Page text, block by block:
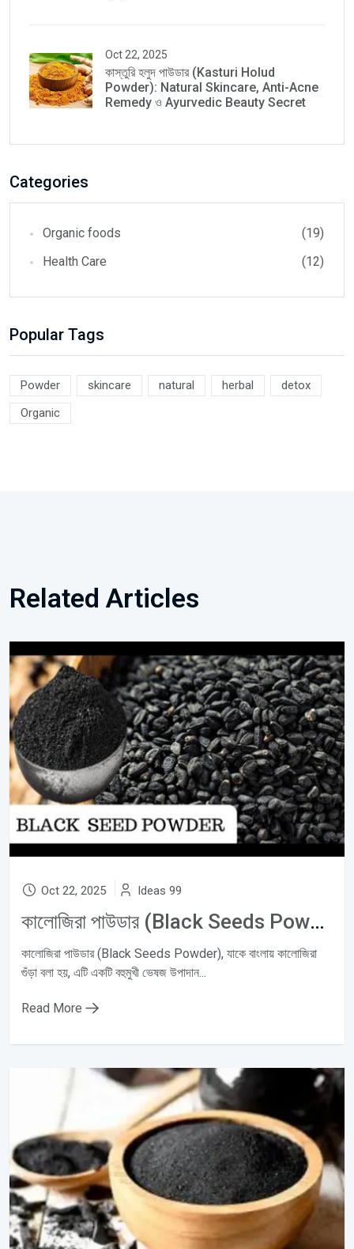
Oct 22, 2025
কাস্তুরি হলুদ পাউডার (Kasturi Holud
Powder): Natural Skincare, Anti-Acne
Remedy ও Ayurvedic Beauty Secret
Categories
Organic foods
(19)
Health Care
(12)
Popular Tags
Powder skincare natural herbal
detox
Organic
Related Articles
Oct 22, 2025 Ideas 99
কালোজিরা পাউডার (Black Seeds Powder): Natural Immunity, Hair Growth ও Digestive Wellness-এর জন্য উপকারী ভেষজ
কালোজিরা পাউডার (Black Seeds Powder), যাকে বাংলায় কালোজিরা
গুঁড়া বলা হয়, এটি একটি বহুমুখী ভেষজ উপাদান...
Read More